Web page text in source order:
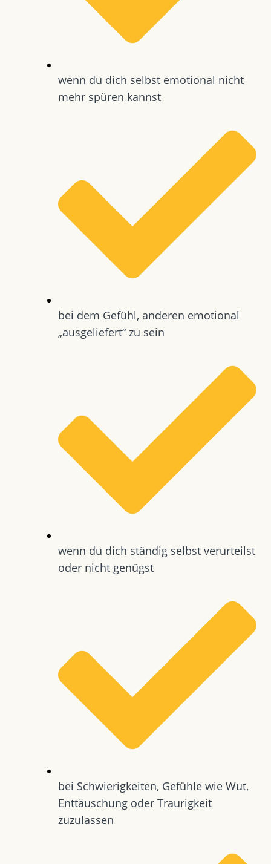
wenn du dich selbst emotional nicht
mehr spüren kannst
bei dem Gefühl, anderen emotional
„ausgeliefert“ zu sein
wenn du dich ständig selbst verurteilst
oder nicht genügst
bei Schwierigkeiten, Gefühle wie Wut,
Enttäuschung oder Traurigkeit
zuzulassen